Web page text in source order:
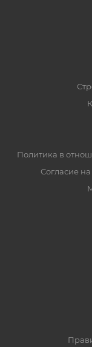
Политика в
Согласие